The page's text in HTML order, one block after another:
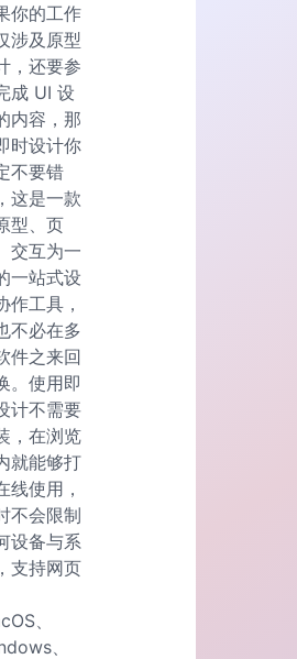
你的工作
涉及原型
，还要参
成 UI 设
内容，那
时设计你
不要错
这是一款
型、页
交互为一
一站式设
作工具，
不必在多
件之来回
。使用即
计不需要
，在浏览
就能够打
线使用，
不会限制
设备与系
支持网页
、
、